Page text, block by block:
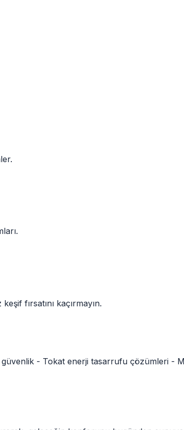
fırsatını kaçırmayın.
güvenlik - Tokat enerji tasarrufu çözümleri -